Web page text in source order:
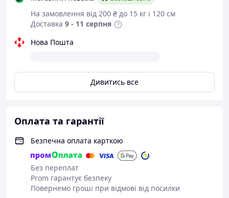
На замовлення від 200 ₴ до 15 кг і 120 см
Доставка 9 - 11 серпня
Нова Пошта
Дивитись все
Оплата та гарантії
Безпечна оплата карткою
Без переплат
Prom гарантує безпеку
Повернемо гроші при відмові від посилки